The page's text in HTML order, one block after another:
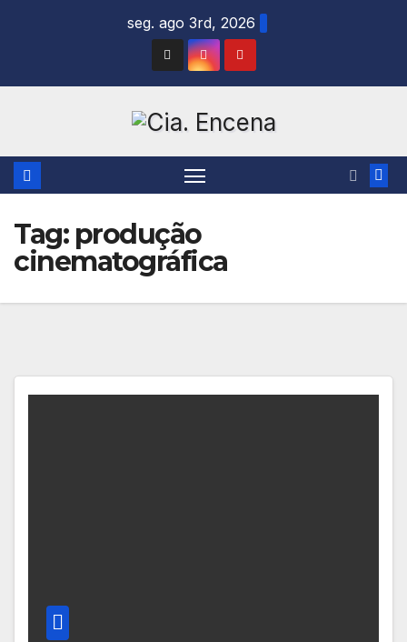
seg. ago 3rd, 2026
Tag: produção
cinematográfica